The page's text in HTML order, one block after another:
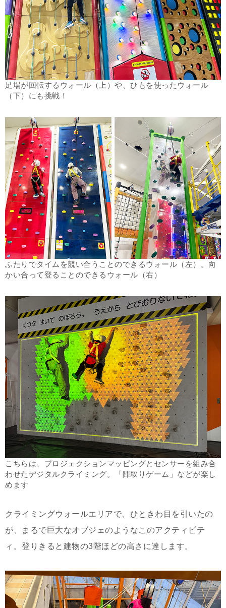
足場が回転するウォール（上）や、ひもを使ったウォール
（下）にも挑戦！
ふたりでタイムを競い合うことのできるウォール（左）。向
かい合って登ることのできるウォール（右）
こちらは、プロジェクションマッピングとセンサーを組み合
わせたデジタルクライミング。「陣取りゲーム」などが楽し
めます
クライミングウォールエリアで、ひときわ目を引いたの
が、まるで巨大なオブジェのようなこのアクティビテ
ィ。登りきると建物の3階ほどの高さに達します。